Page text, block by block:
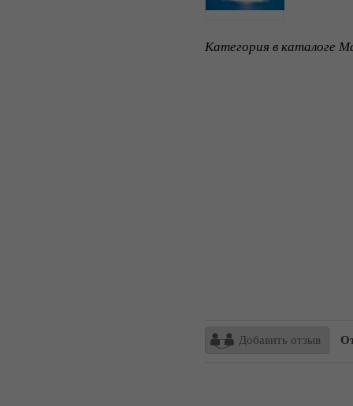
Категория в каталоге
Добавить отзыв